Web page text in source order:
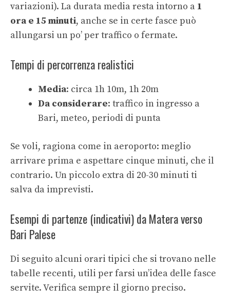
variazioni). La durata media resta intorno a 1
ora e 15 minuti, anche se in certe fasce può
allungarsi un po’ per traffico o fermate.
Tempi di percorrenza realistici
Media: circa 1h 10m, 1h 20m
Da considerare: traffico in ingresso a
Bari, meteo, periodi di punta
Se voli, ragiona come in aeroporto: meglio
arrivare prima e aspettare cinque minuti, che il
contrario. Un piccolo extra di 20-30 minuti ti
salva da imprevisti.
Esempi di partenze (indicativi) da Matera verso
Bari Palese
Di seguito alcuni orari tipici che si trovano nelle
tabelle recenti, utili per farsi un’idea delle fasce
servite. Verifica sempre il giorno preciso.